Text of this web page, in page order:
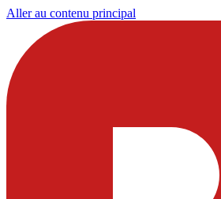
Aller au contenu principal